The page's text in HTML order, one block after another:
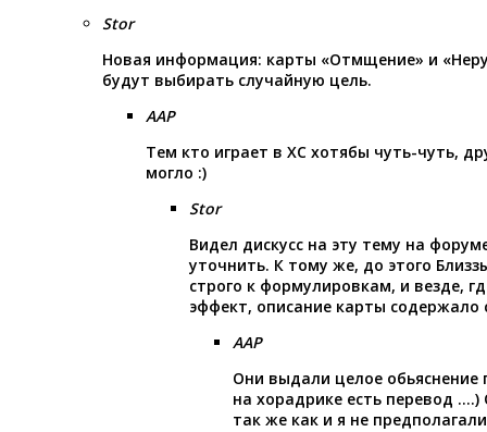
Stor
Новая информация: карты «Отмщение» и
будут выбирать случайную цель.
AAP
Тем кто играет в ХС хотябы чуть-чуть,
могло :)
Stor
Видел дискусс на эту тему на
уточнить. К тому же, до этого
строго к формулировкам, и везде,
эффект, описание карты содержало
AAP
Они выдали целое обьяснение
на хорадрике есть перевод ….)
так же как и я не